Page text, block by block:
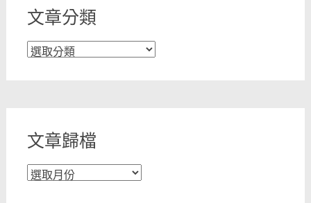
文章分類
文
文章歸檔
文